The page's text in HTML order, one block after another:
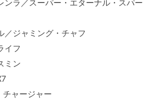
ラ／スーパー・エターナル・スパー
ジャミング・チャフ
イフ
ミン
チャージャー